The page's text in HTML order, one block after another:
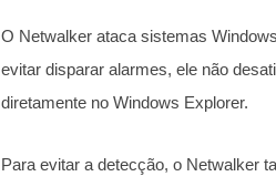
O Netwalker ataca sistemas
evitar disparar alarmes, ele não
diretamente no Windows Explorer.
Para evitar a detecção, o Netwalker